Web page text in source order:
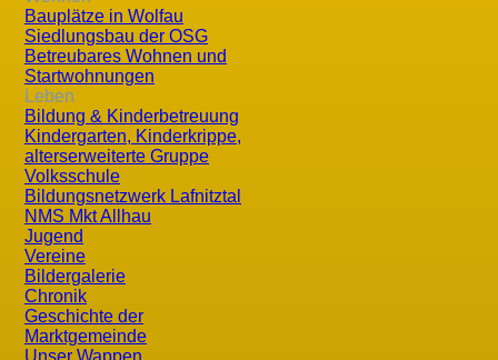
Bauplätze in Wolfau
Siedlungsbau der OSG
Betreubares Wohnen und
Startwohnungen
Leben
Bildung & Kinderbetreuung
Kindergarten, Kinderkrippe,
alterserweiterte Gruppe
Volksschule
Bildungsnetzwerk Lafnitztal
NMS Mkt Allhau
Jugend
Vereine
Bildergalerie
Chronik
Geschichte der
Marktgemeinde
Unser Wappen
Der Schutz Ihrer persönlichen Daten ist uns ein
gesetzlichen Bestimmungen (DSGVO, TKG 2003). In
der Datenverarbeitung im Rahmen unserer Website.
Kontakt mit uns
Wenn Sie per Formular auf der Website oder per E-Mail
Bearbeitung der Anfrage und für den Fall von
Einwilligung weiter.
Cookies